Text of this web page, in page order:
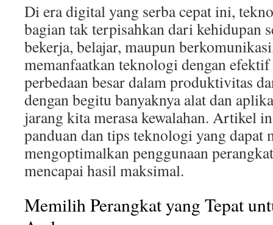
Anda
di
Di era digital yang serba cepat ini,
bagian tak terpisahkan dari kehidupan
bekerja, belajar, maupun
memanfaatkan teknologi dengan
perbedaan besar dalam produktivitas
dengan begitu banyaknya alat dan
jarang kita merasa kewalahan. Artikel
panduan dan tips teknologi yang dapat
mengoptimalkan penggunaan
mencapai hasil maksimal.
Memilih Perangkat yang Tepat